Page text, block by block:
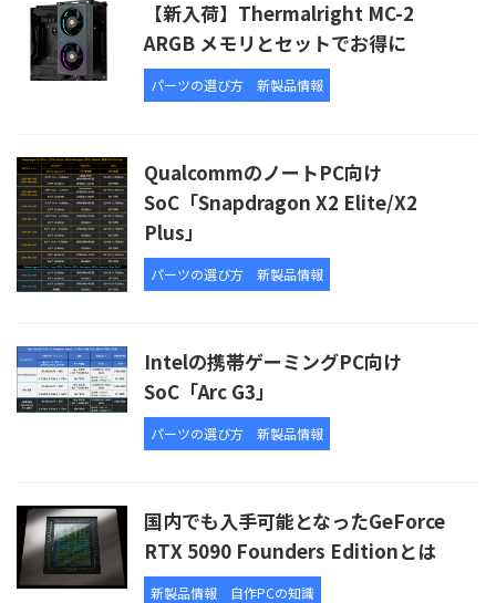
【新入荷】Thermalright MC-2
ARGB メモリとセットでお得に
パーツの選び方 新製品情報
QualcommのノートPC向け
SoC「Snapdragon X2 Elite/X2
Plus」
パーツの選び方 新製品情報
Intelの携帯ゲーミングPC向け
SoC「Arc G3」
パーツの選び方 新製品情報
国内でも入手可能となったGeForce
RTX 5090 Founders Editionとは
新製品情報 自作PCの知識